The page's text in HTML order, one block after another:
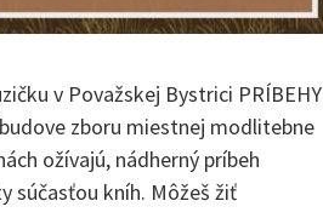
v Považskej Bystrici PRÍBEHY
zboru miestnej modlitebne
ožívajú, nádherný príbeh
súčasťou kníh. Môžeš žiť